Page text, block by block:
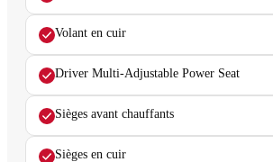
Volant en cuir
Driver Multi-Adjustable Power Seat
Sièges avant chauffants
Sièges en cuir